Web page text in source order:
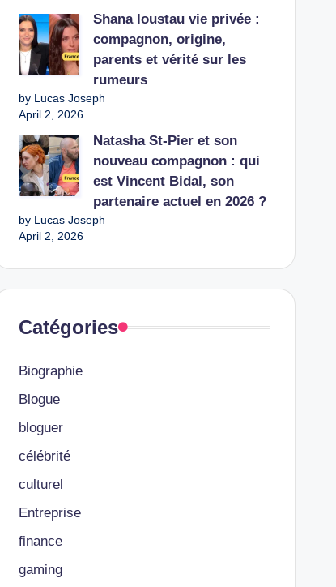
Shana loustau vie privée :
compagnon, origine,
parents et vérité sur les
rumeurs
by Lucas Joseph
April 2, 2026
Natasha St-Pier et son
nouveau compagnon : qui
est Vincent Bidal, son
partenaire actuel en 2026 ?
by Lucas Joseph
April 2, 2026
Catégories
Biographie
Blogue
bloguer
célébrité
culturel
Entreprise
finance
gaming